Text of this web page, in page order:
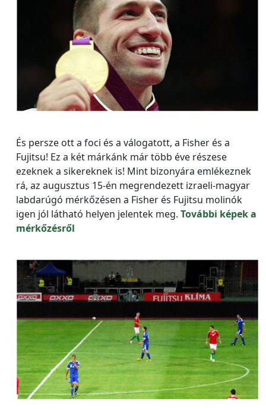
És persze ott a foci és a válogatott, a Fisher és a
Fujitsu! Ez a két márkánk már több éve részese
ezeknek a sikereknek is! Mint bizonyára emlékeznek
rá, az augusztus 15-én megrendezett izraeli-magyar
labdarúgó mérkőzésen a Fisher és Fujitsu molinók
igen jól látható helyen jelentek meg. További képek a
mérkőzésről